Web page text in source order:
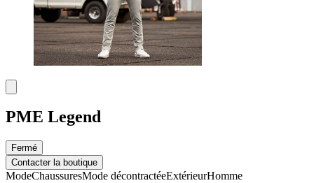
PME Legend
Fermé
Contacter la boutique
ModeChaussuresMode décontractéeExtérieurHomme